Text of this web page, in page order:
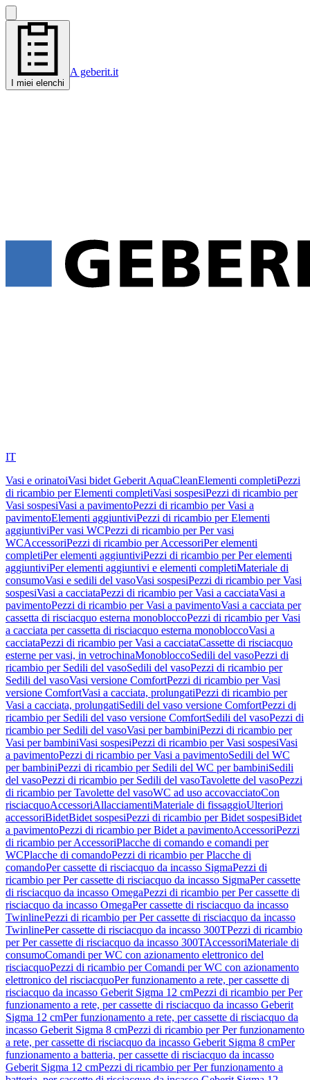
I miei elenchi
A geberit.it
IT
Vasi e orinatoiVasi bidet Geberit AquaCleanElementi completiPezzi
di ricambio per Elementi completiVasi sospesiPezzi di ricambio per
Vasi sospesiVasi a pavimentoPezzi di ricambio per Vasi a
pavimentoElementi aggiuntiviPezzi di ricambio per Elementi
aggiuntiviPer vasi WCPezzi di ricambio per Per vasi
WCAccessoriPezzi di ricambio per AccessoriPer elementi
completiPer elementi aggiuntiviPezzi di ricambio per Per elementi
aggiuntiviPer elementi aggiuntivi e elementi completiMateriale di
consumoVasi e sedili del vasoVasi sospesiPezzi di ricambio per Vasi
sospesiVasi a cacciataPezzi di ricambio per Vasi a cacciataVasi a
pavimentoPezzi di ricambio per Vasi a pavimentoVasi a cacciata per
cassetta di risciacquo esterna monobloccoPezzi di ricambio per Vasi
a cacciata per cassetta di risciacquo esterna monobloccoVasi a
cacciataPezzi di ricambio per Vasi a cacciataCassette di risciacquo
esterne per vasi, in vetrochinaMonobloccoSedili del vasoPezzi di
ricambio per Sedili del vasoSedili del vasoPezzi di ricambio per
Sedili del vasoVasi versione ComfortPezzi di ricambio per Vasi
versione ComfortVasi a cacciata, prolungatiPezzi di ricambio per
Vasi a cacciata, prolungatiSedili del vaso versione ComfortPezzi di
ricambio per Sedili del vaso versione ComfortSedili del vasoPezzi di
ricambio per Sedili del vasoVasi per bambiniPezzi di ricambio per
Vasi per bambiniVasi sospesiPezzi di ricambio per Vasi sospesiVasi
a pavimentoPezzi di ricambio per Vasi a pavimentoSedili del WC
per bambiniPezzi di ricambio per Sedili del WC per bambiniSedili
del vasoPezzi di ricambio per Sedili del vasoTavolette del vasoPezzi
di ricambio per Tavolette del vasoWC ad uso accovacciatoCon
risciacquoAccessoriAllacciamentiMateriale di fissaggioUlteriori
accessoriBidetBidet sospesiPezzi di ricambio per Bidet sospesiBidet
a pavimentoPezzi di ricambio per Bidet a pavimentoAccessoriPezzi
di ricambio per AccessoriPlacche di comando e comandi per
WCPlacche di comandoPezzi di ricambio per Placche di
comandoPer cassette di risciacquo da incasso SigmaPezzi di
ricambio per Per cassette di risciacquo da incasso SigmaPer cassette
di risciacquo da incasso OmegaPezzi di ricambio per Per cassette di
risciacquo da incasso OmegaPer cassette di risciacquo da incasso
TwinlinePezzi di ricambio per Per cassette di risciacquo da incasso
TwinlinePer cassette di risciacquo da incasso 300TPezzi di ricambio
per Per cassette di risciacquo da incasso 300TAccessoriMateriale di
consumoComandi per WC con azionamento elettronico del
risciacquoPezzi di ricambio per Comandi per WC con azionamento
elettronico del risciacquoPer funzionamento a rete, per cassette di
risciacquo da incasso Geberit Sigma 12 cmPezzi di ricambio per Per
funzionamento a rete, per cassette di risciacquo da incasso Geberit
Sigma 12 cmPer funzionamento a rete, per cassette di risciacquo da
incasso Geberit Sigma 8 cmPezzi di ricambio per Per funzionamento
a rete, per cassette di risciacquo da incasso Geberit Sigma 8 cmPer
funzionamento a batteria, per cassette di risciacquo da incasso
Geberit Sigma 12 cmPezzi di ricambio per Per funzionamento a